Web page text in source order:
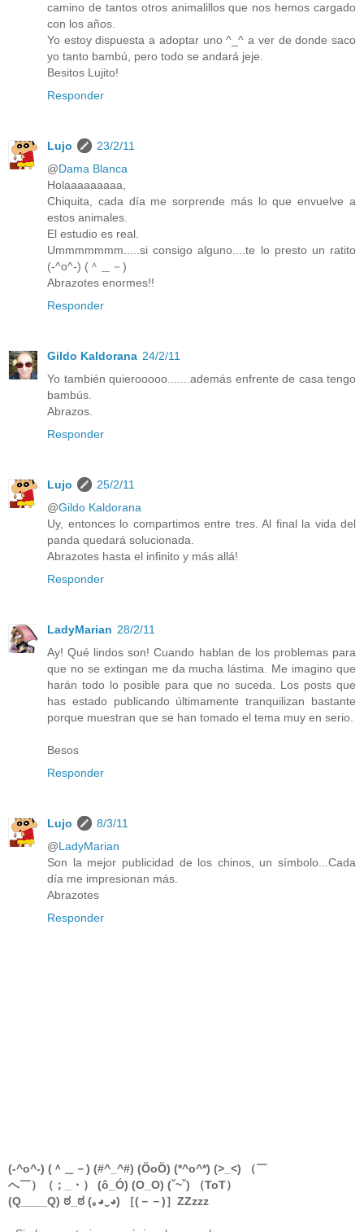
camino de tantos otros animalillos que nos hemos cargado
con los años.
Yo estoy dispuesta a adoptar uno ^_^ a ver de donde saco
yo tanto bambú, pero todo se andará jeje.
Besitos Lujito!
Responder
Lujo
23/2/11
@Dama Blanca
Holaaaaaaaaa,
Chiquita, cada día me sorprende más lo que envuelve a
estos animales.
El estudio es real.
Ummmmmmm.....si consigo alguno....te lo presto un ratito
(-^o^-) (＾＿－)
Abrazotes enormes!!
Responder
Gildo Kaldorana 24/2/11
Yo también quierooooo.......además enfrente de casa tengo
bambús.
Abrazos.
Responder
Lujo
25/2/11
@Gildo Kaldorana
Uy, entonces lo compartimos entre tres. Al final la vida del
panda quedará solucionada.
Abrazotes hasta el infinito y más allá!
Responder
LadyMarian 28/2/11
Ay! Qué lindos son! Cuando hablan de los problemas para
que no se extingan me da mucha lástima. Me imagino que
harán todo lo posible para que no suceda. Los posts que
has estado publicando últimamente tranquilizan bastante
porque muestran que se han tomado el tema muy en serio.
Besos
Responder
Lujo
8/3/11
@LadyMarian
Son la mejor publicidad de los chinos, un símbolo...Cada
día me impresionan más.
Abrazotes
Responder
(-^o^-) (＾＿－) (#^_^#) (ÖoÖ) (*^o^*) (>_<) （￣
へ￣）（；_・） (ô_Ó) (O_O) (ˇ~ˇ) （ToT）
(Q____Q) ಠ_ಠ (｡◕‿◕) ［(－－)］ZZzzz